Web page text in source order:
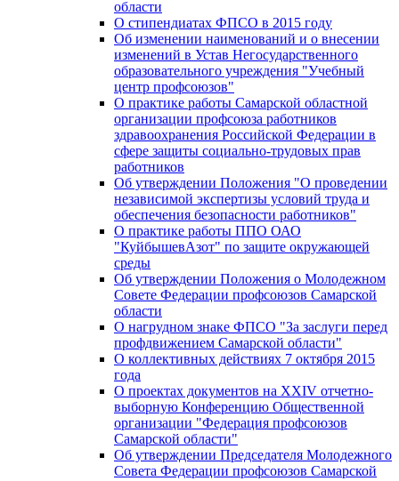
области
О стипендиатах ФПСО в 2015 году
Об изменении наименований и о внесении
изменений в Устав Негосударственного
образовательного учреждения "Учебный
центр профсоюзов"
О практике работы Самарской областной
организации профсоюза работников
здравоохранения Российской Федерации в
сфере защиты социально-трудовых прав
работников
Об утверждении Положения "О проведении
независимой экспертизы условий труда и
обеспечения безопасности работников"
О практике работы ППО ОАО
"КуйбышевАзот" по защите окружающей
среды
Об утверждении Положения о Молодежном
Совете Федерации профсоюзов Самарской
области
О нагрудном знаке ФПСО "За заслуги перед
профдвижением Самарской области"
О коллективных действиях 7 октября 2015
года
О проектах документов на XXIV отчетно-
выборную Конференцию Общественной
организации "Федерация профсоюзов
Самарской области"
Об утверждении Председателя Молодежного
Совета Федерации профсоюзов Самарской